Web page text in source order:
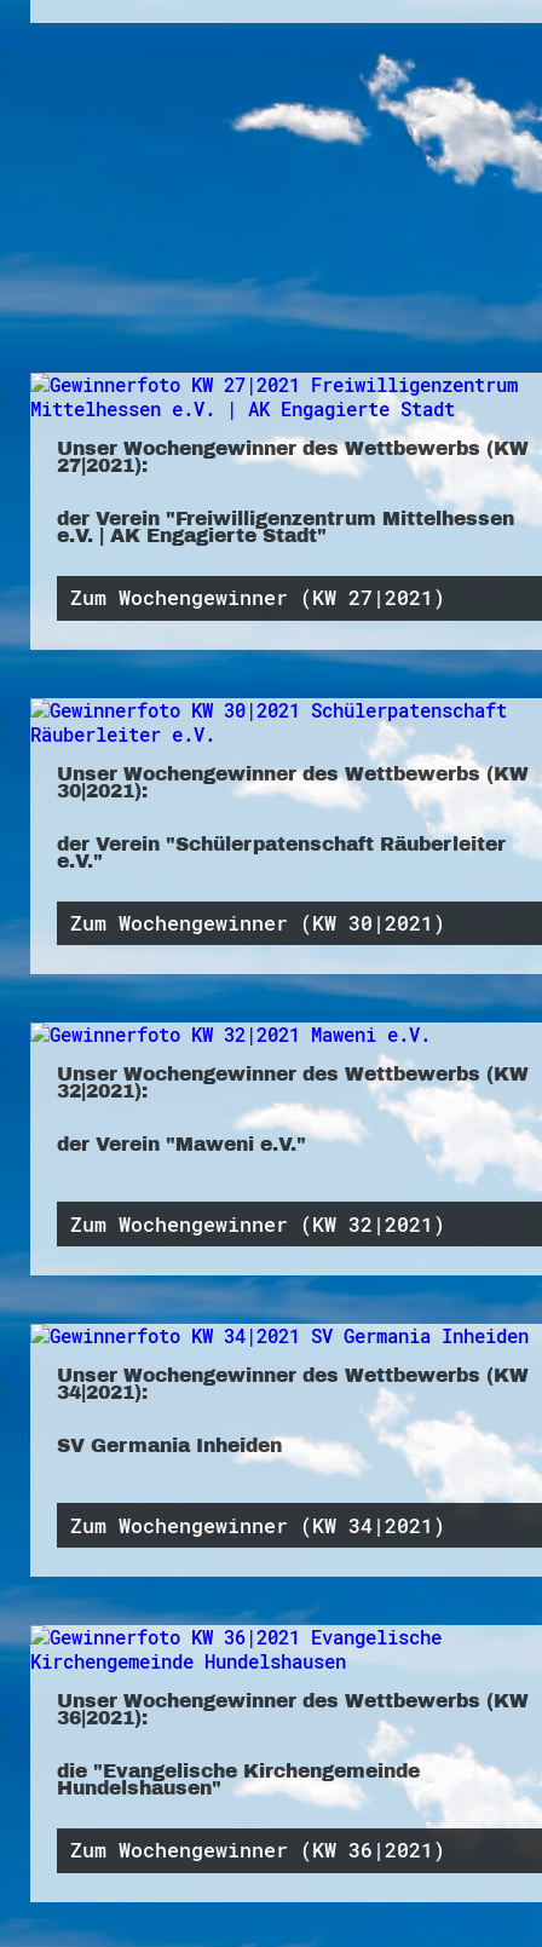
Unser Wochengewinner des Wettbewerbs (KW
27|2021):
der Verein "Freiwilligenzentrum Mittelhessen
e.V. | AK Engagierte Stadt"
Zum Wochengewinner (KW 27|2021)
Unser Wochengewinner des Wettbewerbs (KW
30|2021):
der Verein "Schülerpatenschaft Räuberleiter
e.V."
Zum Wochengewinner (KW 30|2021)
Unser Wochengewinner des Wettbewerbs (KW
32|2021):
der Verein "Maweni e.V."
Zum Wochengewinner (KW 32|2021)
Unser Wochengewinner des Wettbewerbs (KW
34|2021):
SV Germania Inheiden
Zum Wochengewinner (KW 34|2021)
Unser Wochengewinner des Wettbewerbs (KW
36|2021):
die "Evangelische Kirchengemeinde
Hundelshausen"
Zum Wochengewinner (KW 36|2021)